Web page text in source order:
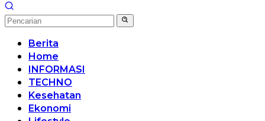
Berita
Home
INFORMASI
TECHNO
Kesehatan
Ekonomi